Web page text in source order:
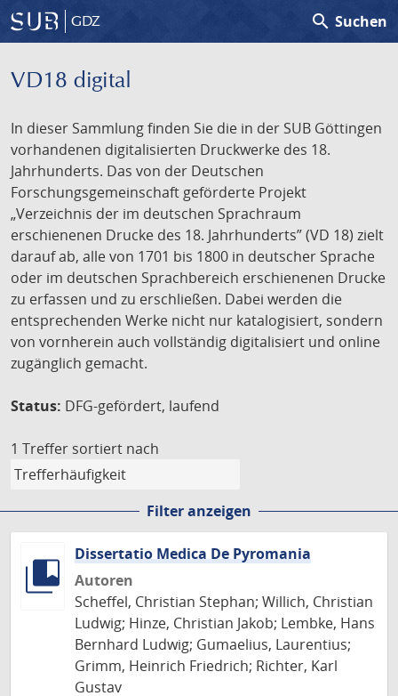
GDZ search Suchen
VD18 digital
In dieser Sammlung finden Sie die in der SUB Göttingen
vorhandenen digitalisierten Druckwerke des 18.
Jahrhunderts. Das von der Deutschen
Forschungsgemeinschaft geförderte Projekt
„Verzeichnis der im deutschen Sprachraum
erschienenen Drucke des 18. Jahrhunderts” (VD 18) zielt
darauf ab, alle von 1701 bis 1800 in deutscher Sprache
oder im deutschen Sprachbereich erschienenen Drucke
zu erfassen und zu erschließen. Dabei werden die
entsprechenden Werke nicht nur katalogisiert, sondern
von vornherein auch vollständig digitalisiert und online
zugänglich gemacht.
Status: DFG-gefördert, laufend
1 Treffer sortiert nach
Filter anzeigen
Dissertatio Medica De Pyromania
Autoren
Scheffel, Christian Stephan; Willich, Christian
Ludwig; Hinze, Christian Jakob; Lembke, Hans
Bernhard Ludwig; Gumaelius, Laurentius;
Grimm, Heinrich Friedrich; Richter, Karl
Gustav